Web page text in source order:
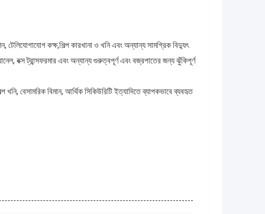
কক্ষ,শিল্প কারখানা ও খনি এবং অন্যান্য সামগ্রিক বিদ্যুৎ
বক্স ট্রান্সফরমার এবং অন্যান্য গুরুত্বপূর্ণ এবং বজ্রপাতের জন্য ঝুঁকিপূর্ণ
বেসামরিক বিমান, আর্থিক সিকিউরিটি ইত্যাদিতে ব্যাপকভাবে ব্যবহৃত